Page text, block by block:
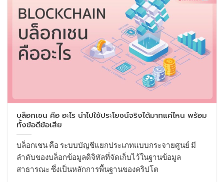
บล็อกเชน คือ อะไร นำไปใช้ประโยชน์จริงได้มากแค่ไหน พร้อม
ทั้งข้อดีข้อเสีย
บล็อกเชน คือ ระบบบัญชีแยกประเภทแบบกระจายศูนย์ มี
ลำดับของบล็อกข้อมูลดิจิทัลที่จัดเก็บไว้ในฐานข้อมูล
สาธารณะ ซึ่งเป็นหลักการพื้นฐานของคริปโต